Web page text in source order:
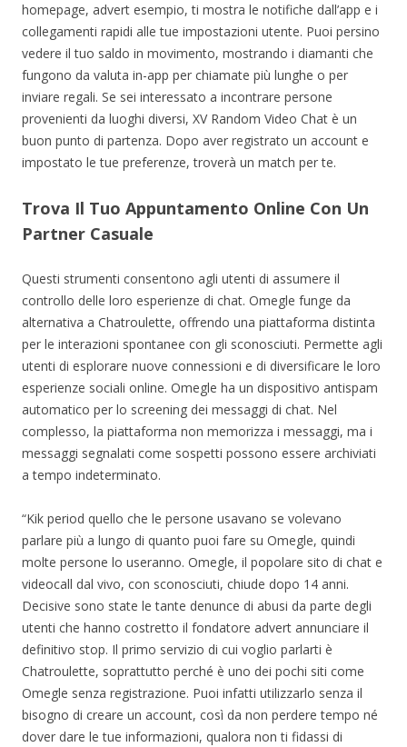
homepage, advert esempio, ti mostra le notifiche dall’app e i
collegamenti rapidi alle tue impostazioni utente. Puoi persino
vedere il tuo saldo in movimento, mostrando i diamanti che
fungono da valuta in-app per chiamate più lunghe o per
inviare regali. Se sei interessato a incontrare persone
provenienti da luoghi diversi, XV Random Video Chat è un
buon punto di partenza. Dopo aver registrato un account e
impostato le tue preferenze, troverà un match per te.
Trova Il Tuo Appuntamento Online Con Un
Partner Casuale
Questi strumenti consentono agli utenti di assumere il
controllo delle loro esperienze di chat. Omegle funge da
alternativa a Chatroulette, offrendo una piattaforma distinta
per le interazioni spontanee con gli sconosciuti. Permette agli
utenti di esplorare nuove connessioni e di diversificare le loro
esperienze sociali online. Omegle ha un dispositivo antispam
automatico per lo screening dei messaggi di chat. Nel
complesso, la piattaforma non memorizza i messaggi, ma i
messaggi segnalati come sospetti possono essere archiviati
a tempo indeterminato.
“Kik period quello che le persone usavano se volevano
parlare più a lungo di quanto puoi fare su Omegle, quindi
molte persone lo useranno. Omegle, il popolare sito di chat e
videocall dal vivo, con sconosciuti, chiude dopo 14 anni.
Decisive sono state le tante denunce di abusi da parte degli
utenti che hanno costretto il fondatore advert annunciare il
definitivo stop. Il primo servizio di cui voglio parlarti è
Chatroulette, soprattutto perché è uno dei pochi siti come
Omegle senza registrazione. Puoi infatti utilizzarlo senza il
bisogno di creare un account, così da non perdere tempo né
dover dare le tue informazioni, qualora non ti fidassi di